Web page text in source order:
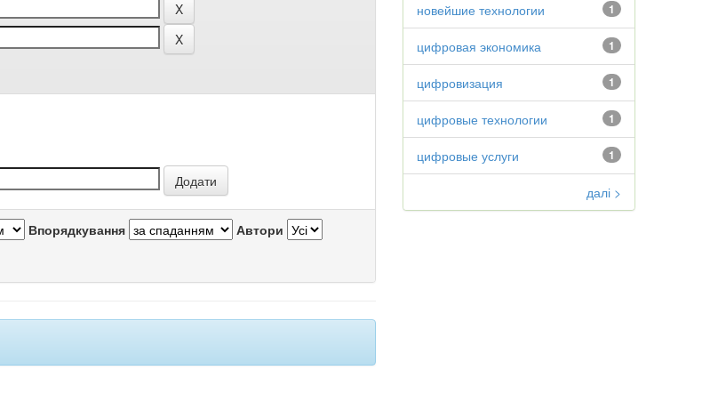
Впорядкування Автори
1
новейшие технологии
1
цифровая экономика
1
цифровизация
1
цифровые технологии
1
цифровые услуги
далі >